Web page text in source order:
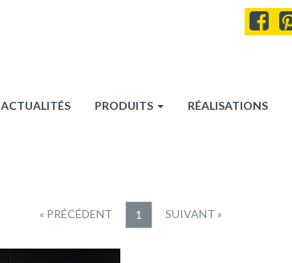
ACTUALITÉS PRODUITS RÉALISATIONS
« PRÉCÉDENT 1 SUIVANT »